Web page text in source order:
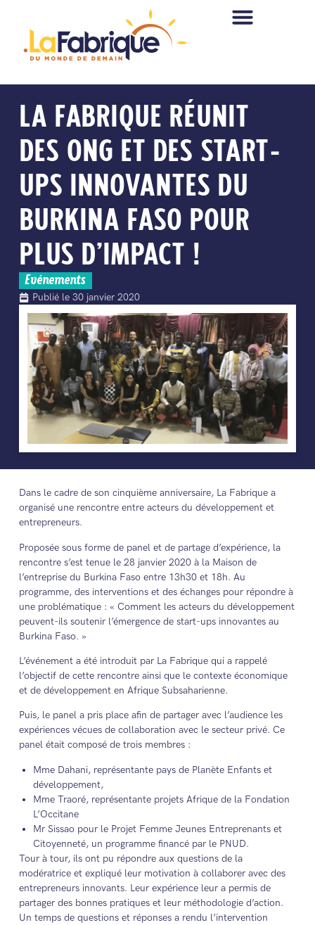
LA FABRIQUE RÉUNIT
DES ONG ET DES START-
UPS INNOVANTES DU
BURKINA FASO POUR
PLUS D’IMPACT !
Evénements
Publié le 30 janvier 2020
Dans le cadre de son cinquième anniversaire, La Fabrique a
organisé une rencontre entre acteurs du développement et
entrepreneurs.
Proposée sous forme de panel et de partage d’expérience, la
rencontre s’est tenue le 28 janvier 2020 à la Maison de
l’entreprise du Burkina Faso entre 13h30 et 18h. Au
programme, des interventions et des échanges pour répondre à
une problématique : « Comment les acteurs du développement
peuvent-ils soutenir l’émergence de start-ups innovantes au
Burkina Faso. »
L’événement a été introduit par La Fabrique qui a rappelé
l’objectif de cette rencontre ainsi que le contexte économique
et de développement en Afrique Subsaharienne.
Puis, le panel a pris place afin de partager avec l’audience les
expériences vécues de collaboration avec le secteur privé. Ce
panel était composé de trois membres :
Mme Dahani, représentante pays de Planète Enfants et
développement,
Mme Traoré, représentante projets Afrique de la Fondation
L’Occitane
Mr Sissao pour le Projet Femme Jeunes Entreprenants et
Citoyenneté, un programme financé par le PNUD.
Tour à tour, ils ont pu répondre aux questions de la
modératrice et expliqué leur motivation à collaborer avec des
entrepreneurs innovants. Leur expérience leur a permis de
partager des bonnes pratiques et leur méthodologie d’action.
Un temps de questions et réponses a rendu l’intervention